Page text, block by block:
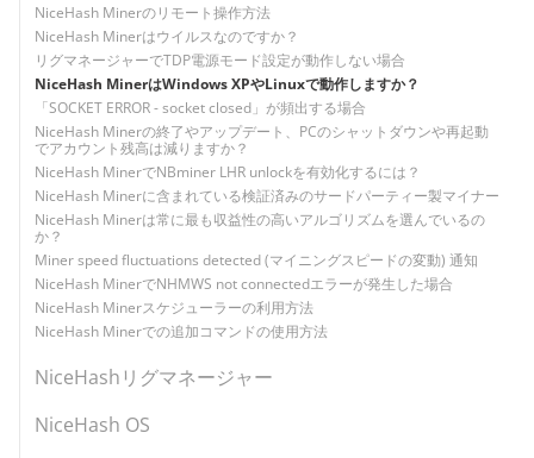
NiceHash Minerのリモート操作方法
NiceHash Minerはウイルスなのですか？
リグマネージャーでTDP電源モード設定が動作しない場合
NiceHash MinerはWindows XPやLinuxで動作しますか？
「SOCKET ERROR - socket closed」が頻出する場合
NiceHash Minerの終了やアップデート、PCのシャットダウンや再起動
でアカウント残高は減りますか？
NiceHash MinerでNBminer LHR unlockを有効化するには？
NiceHash Minerに含まれている検証済みのサードパーティー製マイナー
NiceHash Minerは常に最も収益性の高いアルゴリズムを選んでいるの
か？
Miner speed fluctuations detected (マイニングスピードの変動) 通知
NiceHash MinerでNHMWS not connectedエラーが発生した場合
NiceHash Minerスケジューラーの利用方法
NiceHash Minerでの追加コマンドの使用方法
NiceHashリグマネージャー
NiceHash OS